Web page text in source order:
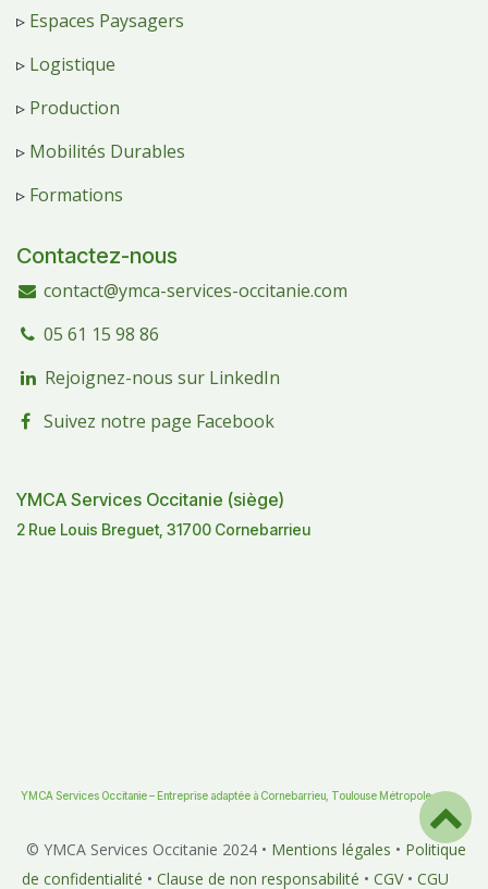
▹ Espaces Paysagers
▹ Logistique
▹ Production
▹ Mobilités Durables
▹ Formations
Contactez-nous
contact@ymca-services-occitanie.com
05 61 15 98 86
Rejoignez-nous sur LinkedIn
Suivez notre page Facebook
YMCA Services Occitanie (siège)
2 Rue Louis Breguet, 31700 Cornebarrieu
YMCA Services Occitanie – Entreprise adaptée à Cornebarrieu, Toulouse Métropole.
© YMCA Services Occitanie 2024 • Mentions légales • Politique
de confidentialité • Clause de non responsabilité • CGV • CGU